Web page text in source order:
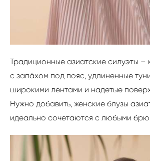
Традиционные азиатские силуэты –
с запáхом под пояс, удлиненные
широкими лентами и надетые
Нужно добавить, женские блузы
идеально сочетаются с любыми